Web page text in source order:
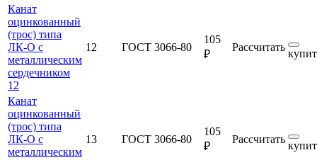
Канат
оцинкованный
(трос) типа
ЛК-О с
металлическим
сердечником
12
12 ГОСТ 3066-80
105
₽
Рассчитать
Канат
оцинкованный
(трос) типа
ЛК-О с
металлическим
13 ГОСТ 3066-80
105
₽
Рассчитать